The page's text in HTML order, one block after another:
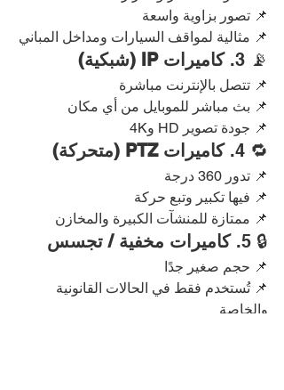
📌 تصور بزاوية واسعة
📌 مثالية لمواقف السيارات ومداخل المباني
📡 3. كاميرات IP (شبكية)
📌 تتصل بالإنترنت مباشرة
📌 بث مباشر للموبايل من أي مكان
📌 جودة تصوير HD و4K
🔁 4. كاميرات PTZ (متحركة)
📌 تدور 360 درجة
📌 فيها تكبير وتبع حركة
📌 ممتازة للمنشآت الكبيرة والمخازن
🔒 5. كاميرات مخفية / تجسس
📌 حجم صغير جدًا
📌 تُستخدم فقط في الحالات القانونية
والخاصة